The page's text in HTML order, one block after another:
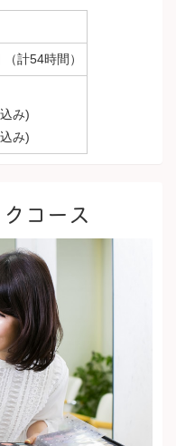
計54時間）
み)
み)
コース